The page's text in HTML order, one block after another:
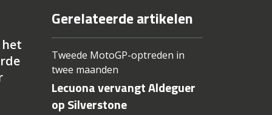
Gerelateerde artikelen
Tweede MotoGP-optreden in
twee maanden
Lecuona vervangt Aldeguer
op Silverstone